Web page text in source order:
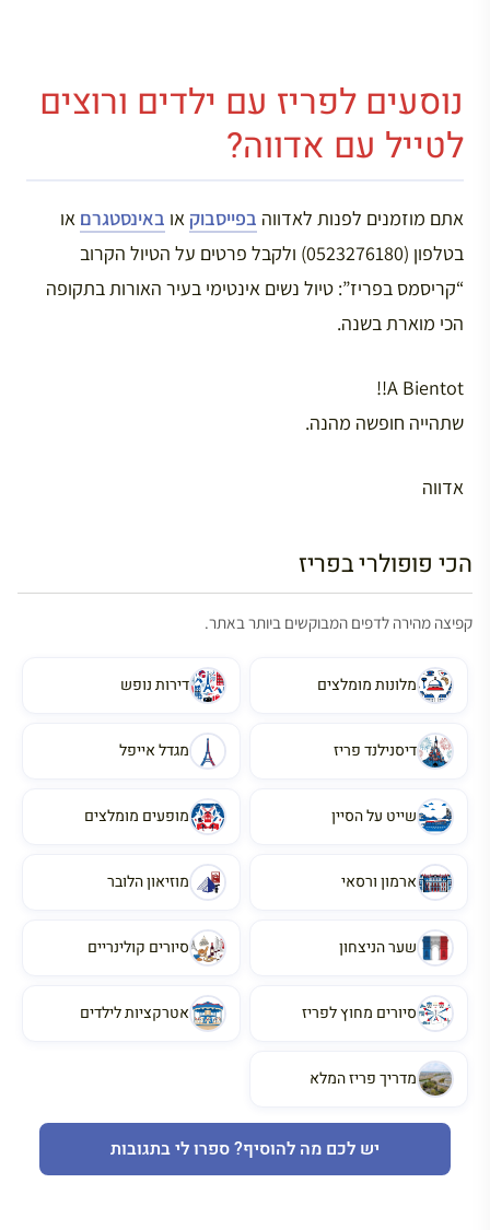
נוסעים לפריז עם ילדים ורוצים
לטייל עם אדווה?
אתם מוזמנים לפנות לאדווה בפייסבוק או באינסטגרם או
בטלפון (0523276180) ולקבל פרטים על הטיול הקרוב
“קריסמס בפריז”: טיול נשים אינטימי בעיר האורות בתקופה
הכי מוארת בשנה.
A Bientot!!
שתהייה חופשה מהנה.
אדווה
הכי פופולרי בפריז
קפיצה מהירה לדפים המבוקשים ביותר באתר.
מלונות מומלצים דירות נופש
דיסנילנד פריז מגדל אייפל
שייט על הסיין מופעים מומלצים
ארמון ורסאי מוזיאון הלובר
שער הניצחון סיורים קולינריים
סיורים מחוץ לפריז אטרקציות לילדים
מדריך פריז המלא
יש לכם מה להוסיף? ספרו לי בתגובות